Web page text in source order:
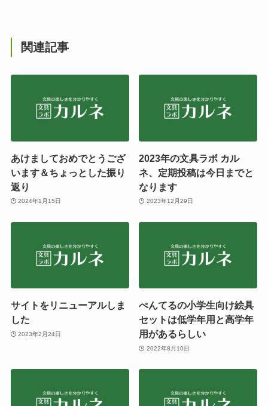
関連記事
あけましておめでとうござ
います＆ちょっとした振り
返り
2024年1月15日
2023年の文具ラボ カル
ネ、定期投稿は今日までと
なります
2023年12月29日
サイトをリニューアルしま
した
2023年2月24日
ぺんてるの小学生向け絵具
セットは低学年用と高学年
用があるらしい
2022年8月10日